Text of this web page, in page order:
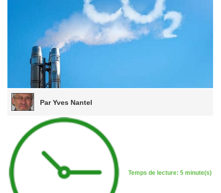
Par Yves Nantel
Temps de lecture: 5 minute(s)